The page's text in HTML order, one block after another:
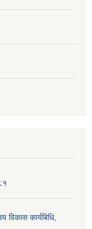
विकास कार्यबिधि,